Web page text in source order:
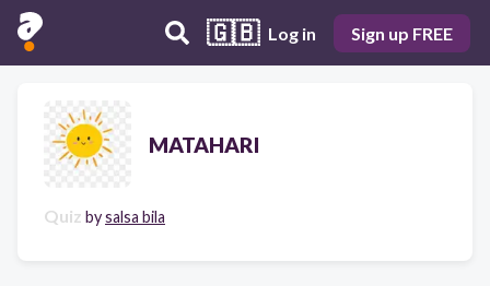
🇬🇧 Log in Sign up FREE
MATAHARI
Quiz bysalsa bila